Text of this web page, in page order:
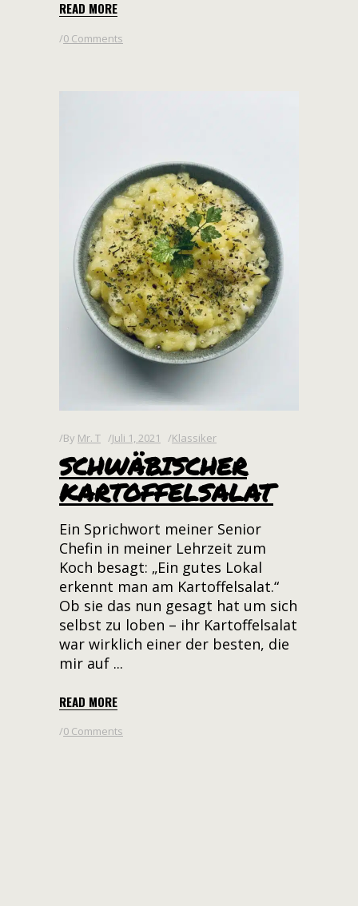
READ MORE
0 Comments
By Mr. T Juli 1, 2021 Klassiker
SCHWÄBISCHER
KARTOFFELSALAT
Ein Sprichwort meiner Senior
Chefin in meiner Lehrzeit zum
Koch besagt: „Ein gutes Lokal
erkennt man am Kartoffelsalat.“
Ob sie das nun gesagt hat um sich
selbst zu loben – ihr Kartoffelsalat
war wirklich einer der besten, die
mir auf
READ MORE
0 Comments